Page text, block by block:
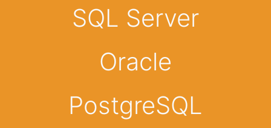
SQL Server
Oracle
PostgreSQL